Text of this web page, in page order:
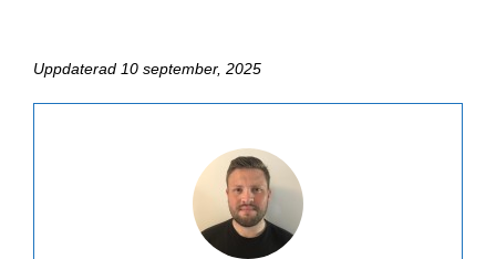
Uppdaterad 10 september, 2025